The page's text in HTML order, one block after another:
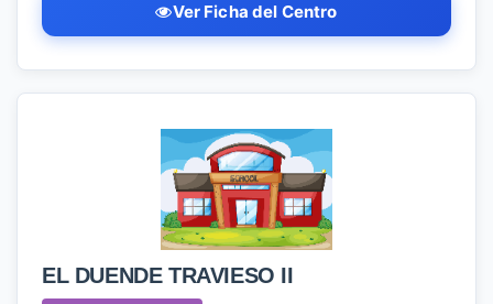
Ver Ficha del Centro
EL DUENDE TRAVIESO II